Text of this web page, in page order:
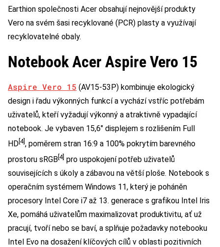
Earthion společnosti Acer obsahují nejnovější produkty
Vero na svém šasi recyklované (PCR) plasty a využívají
recyklovatelné obaly.
Notebook Acer Aspire Vero 15
Aspire Vero 15 (AV15-53P) kombinuje ekologický
design i řadu výkonných funkcí a vychází vstříc potřebám
uživatelů, kteří vyžadují výkonný a atraktivně vypadající
notebook. Je vybaven 15,6″ displejem s rozlišením Full
HD [4], poměrem stran 16:9 a 100% pokrytím barevného
prostoru sRGB [4] pro uspokojení potřeb uživatelů
souvisejících s úkoly a zábavou na větší ploše. Notebook s
operačním systémem Windows 11, který je poháněn
procesory Intel Core i7 až 13. generace s grafikou Intel Iris
Xe, pomáhá uživatelům maximalizovat produktivitu, ať už
pracují, tvoří nebo se baví, a splňuje požadavky notebooku
Intel Evo na dosažení klíčových cílů v oblasti pozitivních